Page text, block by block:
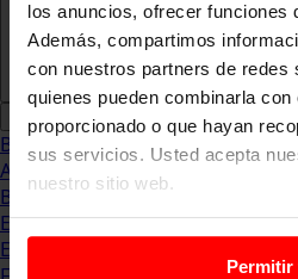
los anuncios, ofrecer
Además, compartimos
con nuestros partners de
quienes pueden combinarla
proporcionado o que hayan
sus servicios. Usted acepta
nuestro sitio web.
Permitir
Blog
Abogacia
Business
Empleo & Emprendimiento
Empresas